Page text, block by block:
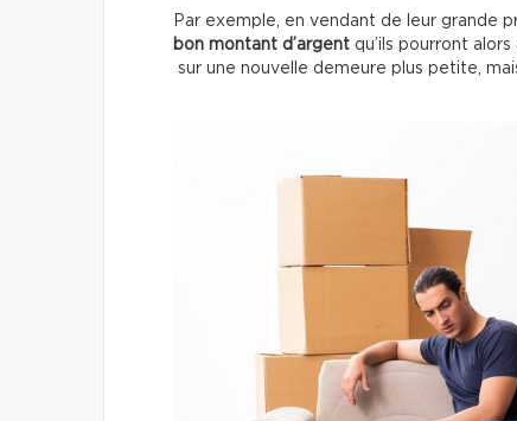
Par exemple, en vendant de leur grande
bon montant d’argent qu’ils pourront
sur une nouvelle demeure plus petite,